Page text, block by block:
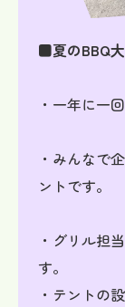
■夏のBBQ
・一年に一
・みんなで
ントです。
・グリル担
す。
・テントの